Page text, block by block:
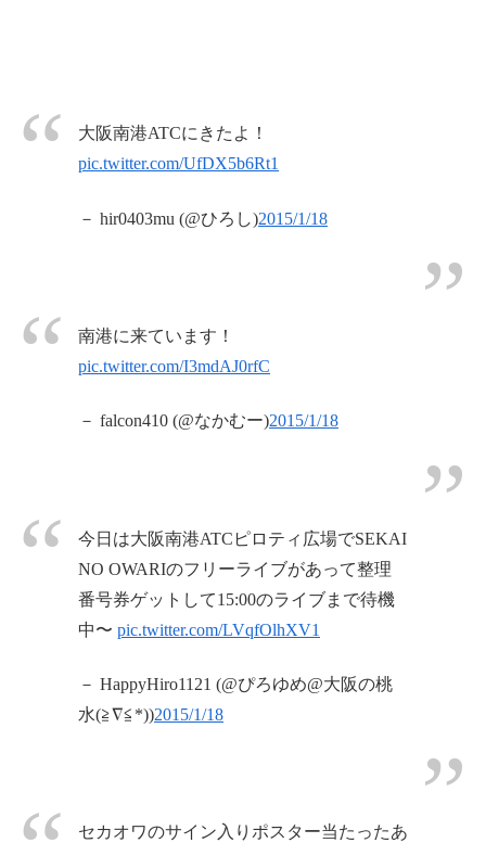
大阪南港ATCにきたよ！
pic.twitter.com/UfDX5b6Rt1
－ hir0403mu (@ひろし)2015/1/18
南港に来ています！
pic.twitter.com/I3mdAJ0rfC
－ falcon410 (@なかむー)2015/1/18
今日は大阪南港ATCピロティ広場でSEKAI
NO OWARIのフリーライブがあって整理
番号券ゲットして15:00のライブまで待機
中〜 pic.twitter.com/LVqfOlhXV1
－ HappyHiro1121 (@ぴろゆめ@大阪の桃
水(≧∇≦*))2015/1/18
セカオワのサイン入りポスター当たったあ